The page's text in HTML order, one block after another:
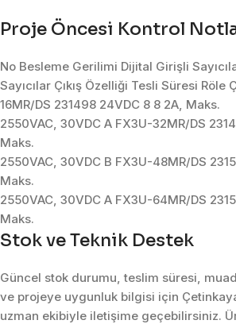
Proje Öncesi Kontrol
No Besleme Gerilimi Dijital Girişli
Sayıcılar Çıkış Özelliği Tesli Süresi Röle
16MR/DS 231498 24VDC 8 8 2A, Maks.
2550VAC, 30VDC A FX3U-32MR/DS
Maks.
2550VAC, 30VDC B FX3U-48MR/DS
Maks.
2550VAC, 30VDC A FX3U-64MR/DS
Maks.
Stok ve Teknik Destek
Güncel stok durumu, teslim süresi,
ve projeye uygunluk bilgisi için
uzman ekibiyle iletişime geçebilirsiniz.